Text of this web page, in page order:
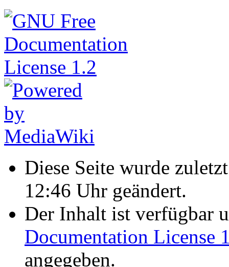
Diese Seite wurde
12:46 Uhr geändert.
Der Inhalt ist verfügbar
Documentation License
angegeben.